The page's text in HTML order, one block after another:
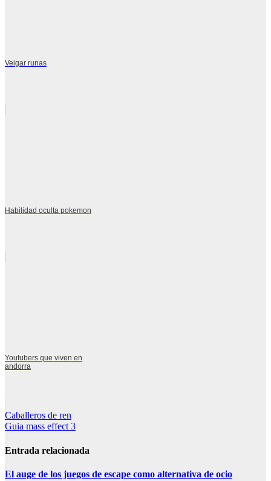
Veigar runas
Habilidad oculta pokemon
Youtubers que viven en
andorra
Navegación
de
entradas
Caballeros de ren
Guia mass effect 3
Entrada relacionada
El auge de los juegos de escape como alternativa de ocio